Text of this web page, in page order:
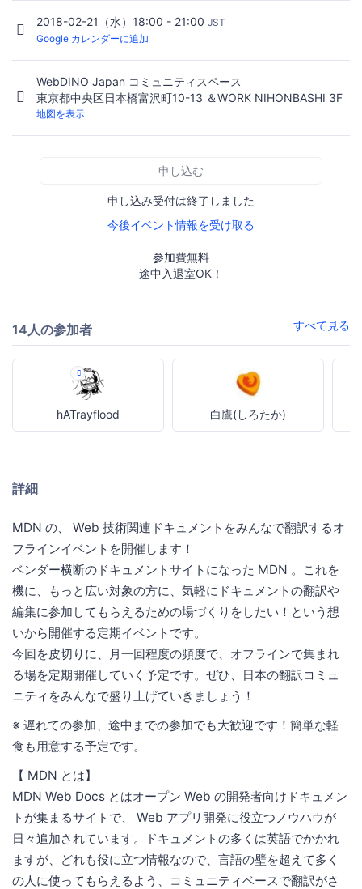
2018-02-21（水）18:00 - 21:00 JST
Google カレンダーに追加
WebDINO Japan コミュニティスペース
東京都中央区日本橋富沢町10-13 ＆WORK NIHONBASHI 3F
地図を表示
申し込む
申し込み受付は終了しました
今後イベント情報を受け取る
参加費無料
途中入退室OK！
14人の参加者 すべて見る
hATrayflood 白鷹(しろたか)
詳細
MDN の、 Web 技術関連ドキュメントをみんなで翻訳するオ
フラインイベントを開催します！
ベンダー横断のドキュメントサイトになった MDN 。これを
機に、もっと広い対象の方に、気軽にドキュメントの翻訳や
編集に参加してもらえるための場づくりをしたい！という想
いから開催する定期イベントです。
今回を皮切りに、月一回程度の頻度で、オフラインで集まれ
る場を定期開催していく予定です。ぜひ、日本の翻訳コミュ
ニティをみんなで盛り上げていきましょう！
※ 遅れての参加、途中までの参加でも大歓迎です！簡単な軽
食も用意する予定です。
【 MDN とは】
MDN Web Docs とはオープン Web の開発者向けドキュメン
トが集まるサイトで、 Web アプリ開発に役立つノウハウが
日々追加されています。ドキュメントの多くは英語でかかれ
ますが、どれも役に立つ情報なので、言語の壁を超えて多く
の人に使ってもらえるよう、コミュニティベースで翻訳がさ